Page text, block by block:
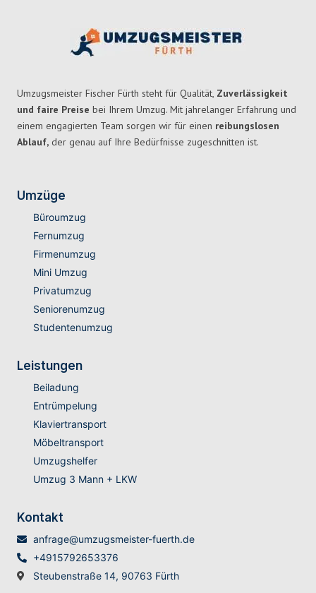
Umzugsmeister Fischer Fürth steht für Qualität, Zuverlässigkeit
und faire Preise bei Ihrem Umzug. Mit jahrelanger Erfahrung und
einem engagierten Team sorgen wir für einen reibungslosen
Ablauf, der genau auf Ihre Bedürfnisse zugeschnitten ist.
Umzüge
Büroumzug
Fernumzug
Firmenumzug
Mini Umzug
Privatumzug
Seniorenumzug
Studentenumzug
Leistungen
Beiladung
Entrümpelung
Klaviertransport
Möbeltransport
Umzugshelfer
Umzug 3 Mann + LKW
Kontakt
anfrage@umzugsmeister-fuerth.de
+4915792653376
Steubenstraße 14, 90763 Fürth